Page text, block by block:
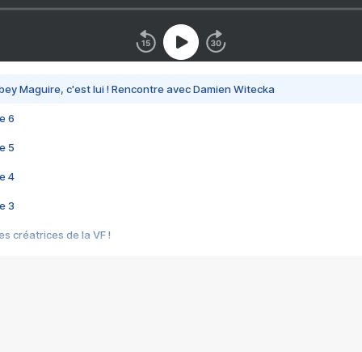
Maguire, c'est lui ! Rencontre avec Damien Witecka
6
5
4
3
créatrices de la VF !